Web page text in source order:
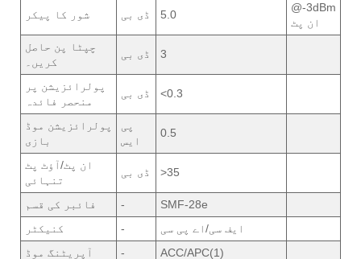
شور کا پیکر ڈی بی 5.0
@-3dBm
ان پٹ
چپٹا پن حاصل
کریں۔
ڈی بی 3
پولرائزیشن پر
منحصر فائدہ
ڈی بی <0.3
پولرائزیشن موڈ
بازی
پی
ایس
0.5
ان پٹ/آؤٹ پٹ
تنہائی
ڈی بی >35
فائبر کی قسم -
SMF-28e
کنیکٹر
-
ایف سی/اے پی سی
آپریٹنگ موڈ
- ACC/APC(1)